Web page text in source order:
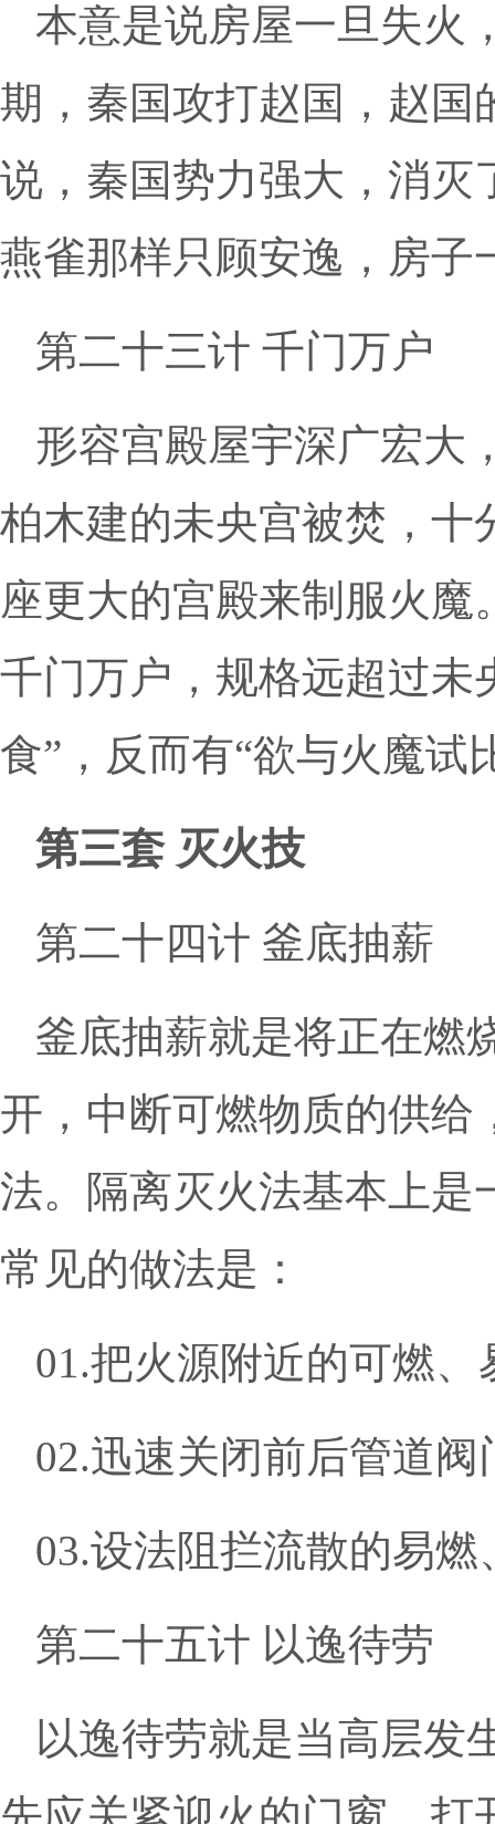
本意是说房屋一旦失火
期，秦国攻打赵国，赵国
说，秦国势力强大，消灭
燕雀那样只顾安逸，房子
第二十三计 千门万户
形容宫殿屋宇深广宏大
柏木建的未央宫被焚，十
座更大的宫殿来制服火
千门万户，规格远超过未
食”，反而有“欲与火魔试
第三套 灭火技
第二十四计 釜底抽薪
釜底抽薪就是将正在燃
开，中断可燃物质的供给
法。隔离灭火法基本上是
常见的做法是：
01.把火源附近的可燃
02.迅速关闭前后管道
03.设法阻拦流散的易
第二十五计 以逸待劳
以逸待劳就是当高层发